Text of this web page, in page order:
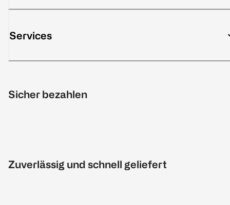
Services
Sicher bezahlen
Zuverlässig und schnell geliefert